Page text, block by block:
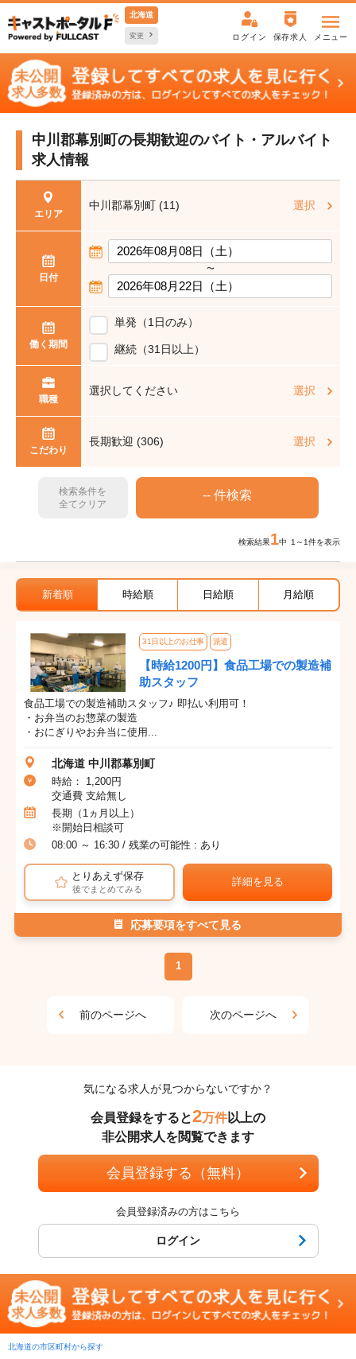
北海道
変更 ログイン 保存求人 メニュー
中川郡幕別町の長期歓迎のバイト・アルバイト
求人情報
エリア
中川郡幕別町 (11) 選択
日付
〜
働く期間
単発（1日のみ）
継続（31日以上）
職種
選択してください 選択
こだわり
長期歓迎 (306) 選択
検索条件を
全てクリア
検索結果1中 1～1件を表示
新着順 時給順 日給順 月給順
31日以上のお仕事 派遣
【時給1200円】食品工場での製造補
助スタッフ
食品工場での製造補助スタッフ♪ 即払い利用可！
・お弁当のお惣菜の製造
・おにぎりやお弁当に使用...
北海道 中川郡幕別町
時給： 1,200円
交通費 支給無し
長期（1ヵ月以上）
※開始日相談可
08:00 ～ 16:30 / 残業の可能性 : あり
とりあえず保存
後でまとめてみる
詳細を見る
応募要項をすべて見る
1
前のページへ 次のページへ
気になる求人が見つからないですか？
会員登録をすると2万件以上の
非公開求人を閲覧できます
会員登録する（無料）
会員登録済みの方はこちら
ログイン
北海道の市区町村から探す